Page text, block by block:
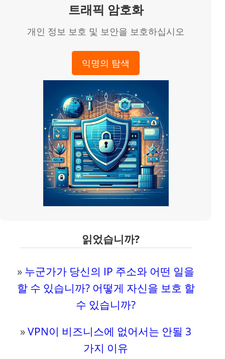
트래픽 암호화
개인 정보 보호 및 보안을 보호하십시오
익명의 탐색
읽었습니까?
» 누군가가 당신의 IP 주소와 어떤 일을
할 수 있습니까? 어떻게 자신을 보호 할
수 있습니까?
»VPN이 비즈니스에 없어서는 안될 3
가지 이유